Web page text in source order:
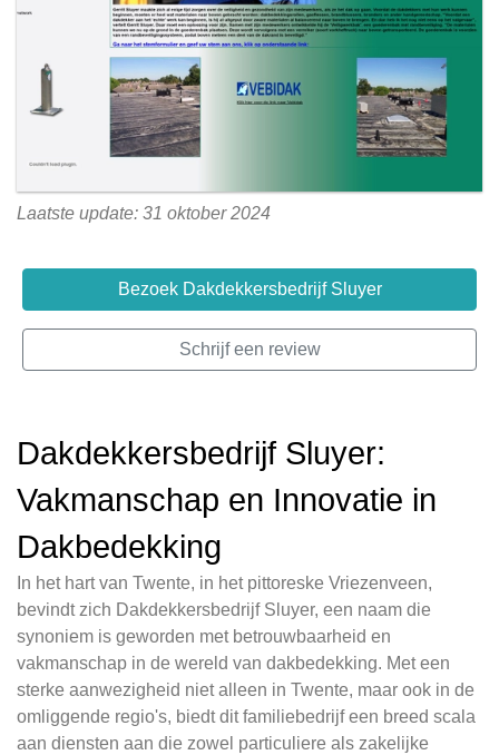
Laatste update: 31 oktober 2024
Bezoek Dakdekkersbedrijf Sluyer
Schrijf een review
Dakdekkersbedrijf Sluyer:
Vakmanschap en Innovatie in
Dakbedekking
In het hart van Twente, in het pittoreske Vriezenveen,
bevindt zich Dakdekkersbedrijf Sluyer, een naam die
synoniem is geworden met betrouwbaarheid en
vakmanschap in de wereld van dakbedekking. Met een
sterke aanwezigheid niet alleen in Twente, maar ook in de
omliggende regio's, biedt dit familiebedrijf een breed scala
aan diensten aan die zowel particuliere als zakelijke